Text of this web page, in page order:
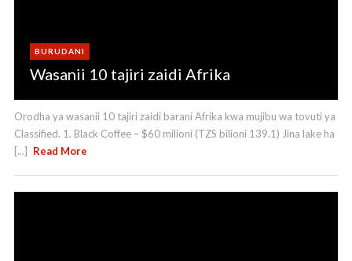
BURUDANI
Wasanii 10 tajiri zaidi Afrika
Orodha ya wasanii 10 tajiri zaidi barani Afrika kwa mujibu wa tovuti ya
Classified. 1. Black Coffee – $60 milioni (TZS bilioni 139.1) Jina lake ha
[...]
Read More